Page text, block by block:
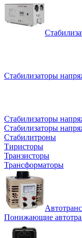
Стабилизаторы
Стабилизаторы
Стабилизаторы
Стабилитроны
Тиристоры
Транзисторы
Трансформаторы
Понижающие